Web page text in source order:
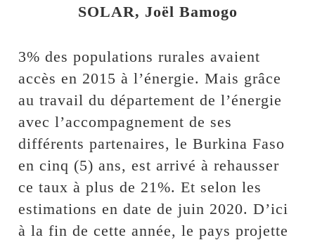
SOLAR, Joël Bamogo
3% des populations rurales avaient
accès en 2015 à l’énergie. Mais grâce
au travail du département de l’énergie
avec l’accompagnement de ses
différents partenaires, le Burkina Faso
en cinq (5) ans, est arrivé à rehausser
ce taux à plus de 21%. Et selon les
estimations en date de juin 2020. D’ici
à la fin de cette année, le pays projette